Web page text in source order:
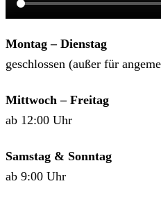
Montag – Dienstag
geschlossen (außer für
Mittwoch – Freitag
ab 12:00 Uhr
Samstag & Sonntag
ab 9:00 Uhr